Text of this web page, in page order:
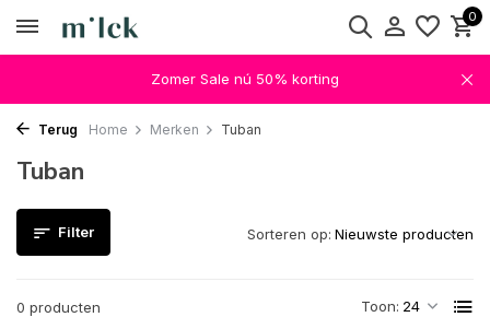
0
Zomer Sale nú 50% korting
Terug Home Merken Tuban
Tuban
Filter
0 producten Toon:
Sorteren op: